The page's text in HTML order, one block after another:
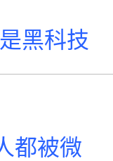
黑科技
都被微